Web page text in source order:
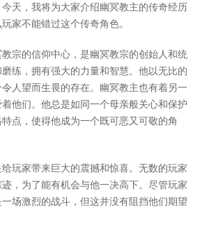
天，我将为大家介绍幽冥教主的传奇经历
家不能错过这个传奇角色。
宗的信仰中心，是幽冥教宗的创始人和统
练，拥有强大的力量和智慧。他以无比的
人望而生畏的存在。幽冥教主也有着另一
他们。他总是如同一个母亲般关心和保护
点，使得他成为一个既可恶又可敬的角
玩家带来巨大的震撼和惊喜。无数的玩家
，为了能有机会与他一决高下。尽管玩家
场激烈的战斗，但这并没有阻挡他们期望